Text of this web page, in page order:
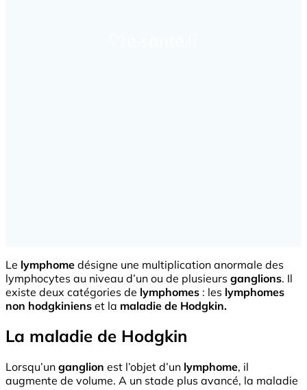
Le lymphome désigne une multiplication anormale des
lymphocytes au niveau d’un ou de plusieurs ganglions. Il
existe deux catégories de lymphomes : les lymphomes
non hodgkiniens et la maladie de Hodgkin.
La maladie de Hodgkin
Lorsqu’un ganglion est l’objet d’un lymphome, il
augmente de volume. A un stade plus avancé, la maladie